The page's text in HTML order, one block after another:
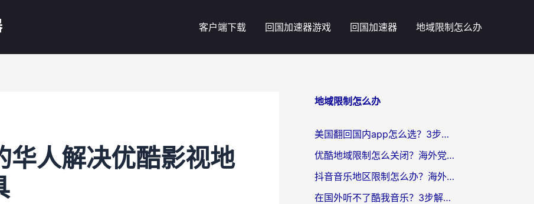
客户端下载 回国加速器游戏 回国加速器 地域限制怎么办
华人解决优酷影视地
地域限制怎么办
美国翻回国内app怎么选？3步教你无缝刷剧、登12123、访问国内网站
优酷地域限制怎么关闭？海外党亲测有效的追剧加速器选择指南
抖音音乐地区限制怎么办？海外党亲测有效的听歌自由指南
在国外听不了酷我音乐？3步解除手机酷我音乐海外限制，附实测好用加速器